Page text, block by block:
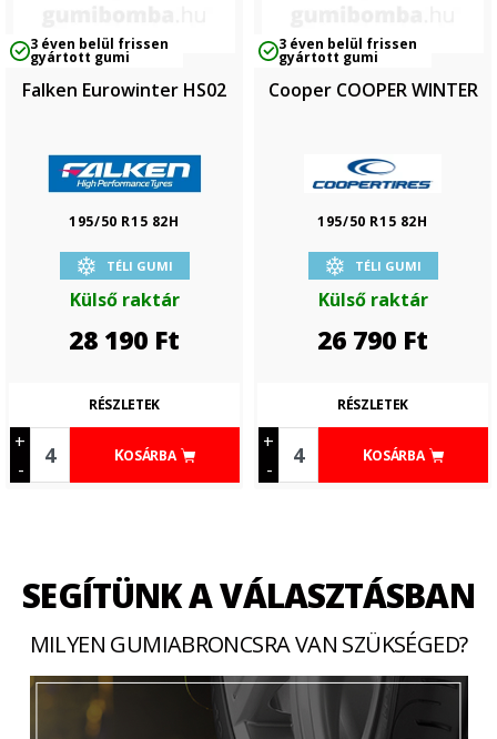
3 éven belül frissen
gyártott gumi
Falken Eurowinter HS02
195/50 R15 82H
TÉLI GUMI
Külső raktár
28 190 Ft
+
-
KOSÁRBA
RÉSZLETEK
3 éven belül frissen
gyártott gumi
Cooper COOPER WINTER
195/50 R15 82H
TÉLI GUMI
Külső raktár
26 790 Ft
+
-
KOSÁRBA
RÉSZLETEK
SEGÍTÜNK A VÁLASZTÁSBAN
MILYEN GUMIABRONCSRA VAN SZÜKSÉGED?